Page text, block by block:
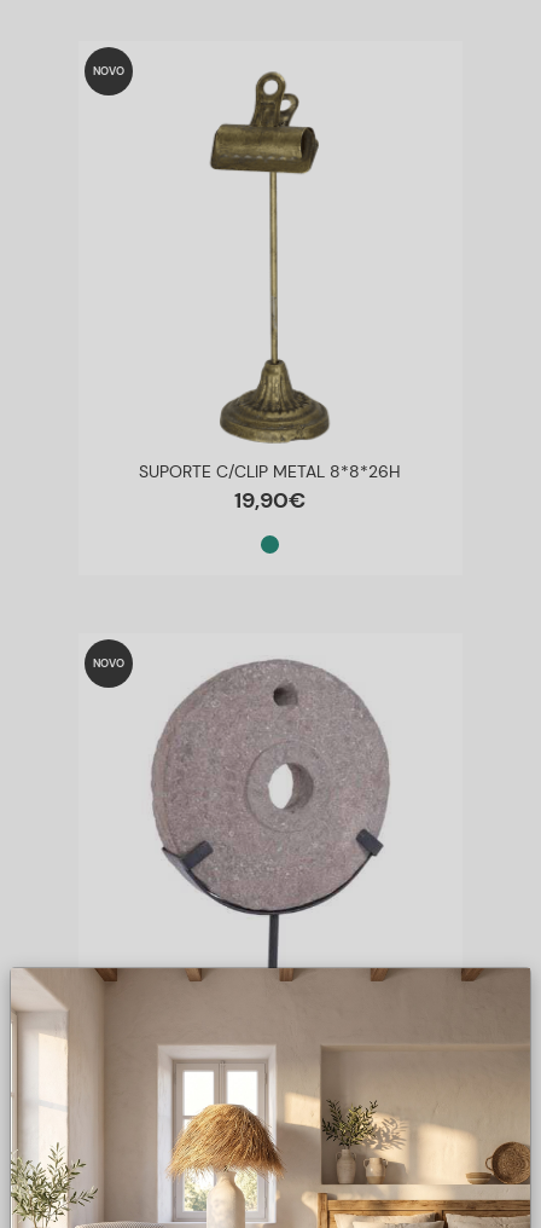
NOVO
SUPORTE C/CLIP METAL 8*8*26H
19,90€
NOVO
DECO PEDRA MOINHO /SUP METAL
50*15*75H
157,80€